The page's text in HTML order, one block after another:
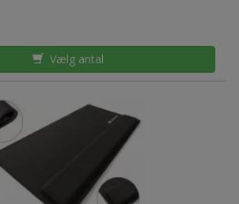
Vælg antal